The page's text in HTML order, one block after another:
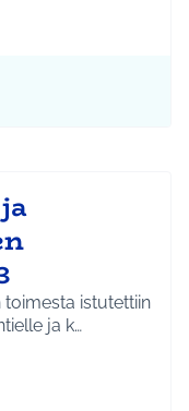
toimesta istutettiin
ja k…